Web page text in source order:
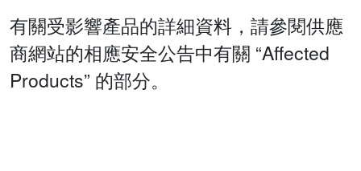
有關受影響產品的詳細資料，請參閱供應
商網站的相應安全公告中有關 “Affected
Products” 的部分。